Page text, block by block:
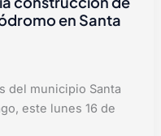
en Santa
del municipio Santa
este lunes 16 de